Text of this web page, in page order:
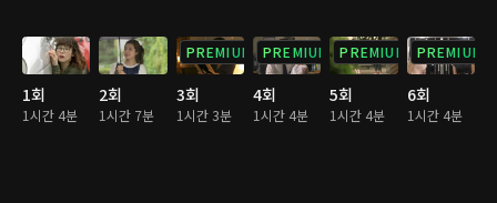
1회
1시간 4분
2회
1시간 7분
PREMIUM
3회
1시간 3분
PREMIUM
4회
1시간 4분
PREMIUM
5회
1시간 4분
PREMIUM
6회
1시간 4분